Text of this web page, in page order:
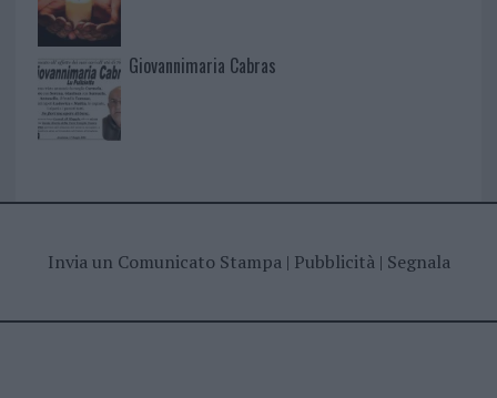
Giovannimaria Cabras
Invia un Comunicato Stampa| Pubblicità| Segnala